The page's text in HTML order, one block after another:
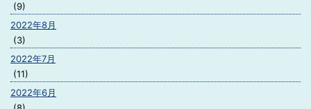
(9)
2022年8月
(3)
2022年7月
(11)
2022年6月